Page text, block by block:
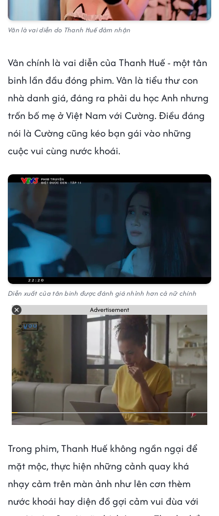
Vân là vai diễn do Thanh Huế đảm nhận
Vân chính là vai diễn của Thanh Huế - một tân
binh lần đầu đóng phim. Vân là tiểu thư con
nhà danh giá, đáng ra phải du học Anh nhưng
trốn bố mẹ ở Việt Nam với Cường. Điều đáng
nói là Cường cũng kéo bạn gái vào những
cuộc vui cùng nước khoái.
Diễn xuất của tân binh được đánh giá nhỉnh hơn cả nữ chính
Advertisement
Trong phim, Thanh Huế không ngần ngại để
mặt mộc, thực hiện những cảnh quay khá
nhạy cảm trên màn ảnh như lên cơn thèm
nước khoái hay diện đồ gợi cảm vui đùa với